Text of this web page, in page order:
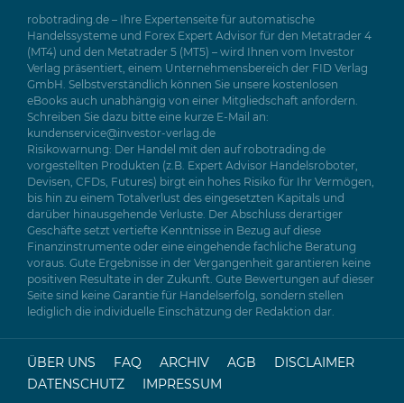
robotrading.de – Ihre Expertenseite für automatische
Handelssysteme und Forex Expert Advisor für den Metatrader 4
(MT4) und den Metatrader 5 (MT5) – wird Ihnen vom Investor
Verlag präsentiert, einem Unternehmensbereich der FID Verlag
GmbH. Selbstverständlich können Sie unsere kostenlosen
eBooks auch unabhängig von einer Mitgliedschaft anfordern.
Schreiben Sie dazu bitte eine kurze E-Mail an:
kundenservice@investor-verlag.de
Risikowarnung: Der Handel mit den auf robotrading.de
vorgestellten Produkten (z.B. Expert Advisor Handelsroboter,
Devisen, CFDs, Futures) birgt ein hohes Risiko für Ihr Vermögen,
bis hin zu einem Totalverlust des eingesetzten Kapitals und
darüber hinausgehende Verluste. Der Abschluss derartiger
Geschäfte setzt vertiefte Kenntnisse in Bezug auf diese
Finanzinstrumente oder eine eingehende fachliche Beratung
voraus. Gute Ergebnisse in der Vergangenheit garantieren keine
positiven Resultate in der Zukunft. Gute Bewertungen auf dieser
Seite sind keine Garantie für Handelserfolg, sondern stellen
lediglich die individuelle Einschätzung der Redaktion dar.
ÜBER UNS FAQ ARCHIV AGB
DISCLAIMER
DATENSCHUTZ
IMPRESSUM